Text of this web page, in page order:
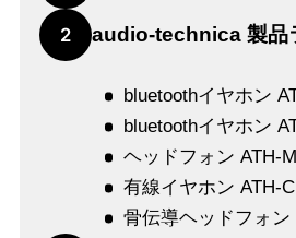
2 audio-technica 製品
bluetoothイヤホン
bluetoothイヤホン
ヘッドフォン ATH-
有線イヤホン ATH-
骨伝導ヘッドフォン